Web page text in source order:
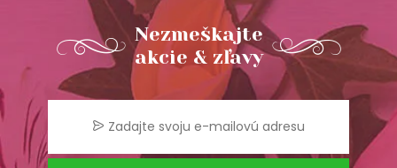
Nezmeškajte
akcie & zľavy